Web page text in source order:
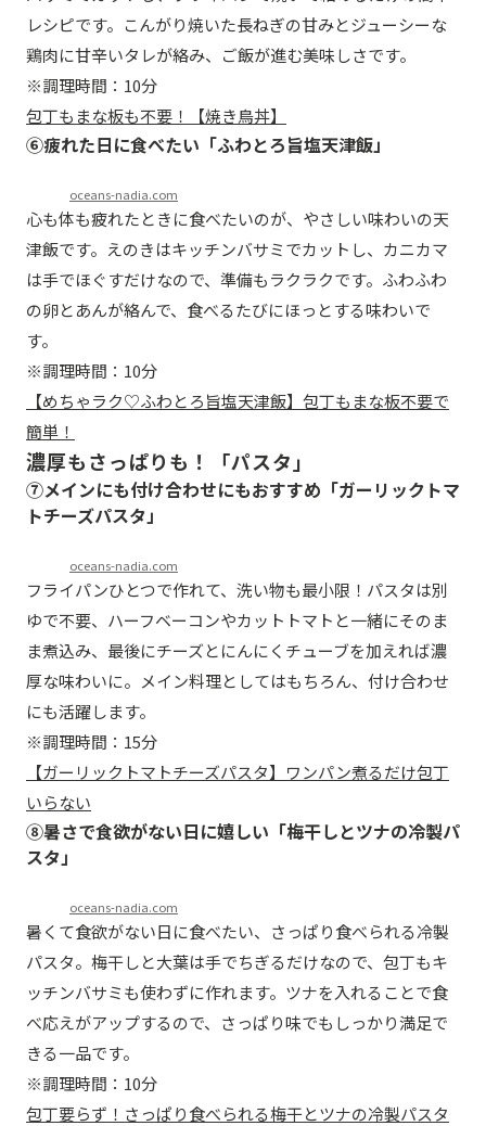
レシピです。こんがり焼いた長ねぎの甘みとジューシーな
鶏肉に甘辛いタレが絡み、ご飯が進む美味しさです。
※調理時間：10分
包丁もまな板も不要！【焼き鳥丼】
⑥疲れた日に食べたい「ふわとろ旨塩天津飯」
oceans-nadia.com
心も体も疲れたときに食べたいのが、やさしい味わいの天
津飯です。えのきはキッチンバサミでカットし、カニカマ
は手でほぐすだけなので、準備もラクラクです。ふわふわ
の卵とあんが絡んで、食べるたびにほっとする味わいで
す。
※調理時間：10分
【めちゃラク♡ふわとろ旨塩天津飯】包丁もまな板不要で
簡単！
濃厚もさっぱりも！「パスタ」
⑦メインにも付け合わせにもおすすめ「ガーリックトマ
トチーズパスタ」
oceans-nadia.com
フライパンひとつで作れて、洗い物も最小限！パスタは別
ゆで不要、ハーフベーコンやカットトマトと一緒にそのま
ま煮込み、最後にチーズとにんにくチューブを加えれば濃
厚な味わいに。メイン料理としてはもちろん、付け合わせ
にも活躍します。
※調理時間：15分
【ガーリックトマトチーズパスタ】ワンパン煮るだけ包丁
いらない
⑧暑さで食欲がない日に嬉しい「梅干しとツナの冷製パ
スタ」
oceans-nadia.com
暑くて食欲がない日に食べたい、さっぱり食べられる冷製
パスタ。梅干しと大葉は手でちぎるだけなので、包丁もキ
ッチンバサミも使わずに作れます。ツナを入れることで食
べ応えがアップするので、さっぱり味でもしっかり満足で
きる一品です。
※調理時間：10分
包丁要らず！さっぱり食べられる梅干とツナの冷製パスタ